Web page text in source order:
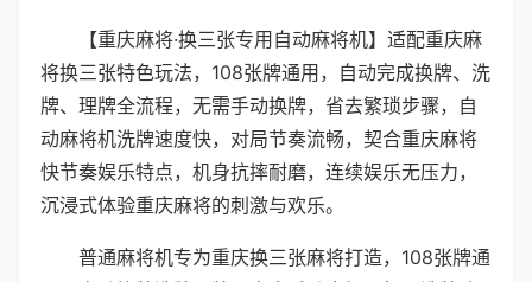
【重庆麻将·换三张专用自动麻将机】适配重庆麻
将换三张特色玩法，108张牌通用，自动完成换牌、洗
牌、理牌全流程，无需手动换牌，省去繁琐步骤，自
动麻将机洗牌速度快，对局节奏流畅，契合重庆麻将
快节奏娱乐特点，机身抗摔耐磨，连续娱乐无压力，
沉浸式体验重庆麻将的刺激与欢乐。
普通麻将机专为重庆换三张麻将打造，108张牌通